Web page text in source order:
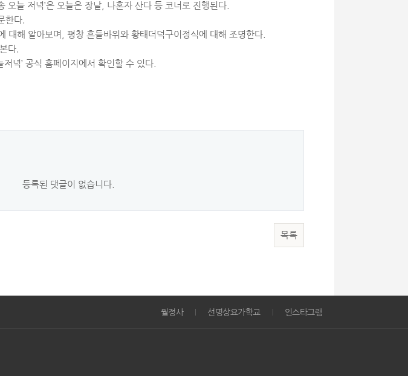
오늘 저녁’은 오늘은 장날, 나혼자 산다 등 코너로 진행된다.
한다.
대해 알아보며, 평창 흔들바위와 황태더덕구이정식에 대해 조명한다.
다.
녁’ 공식 홈페이지에서 확인할 수 있다.
등록된 댓글이 없습니다.
목록
월정사 선명상요가학교 인스타그램